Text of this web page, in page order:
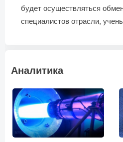
будет осуществляться
специалистов отрасли,
Аналитика